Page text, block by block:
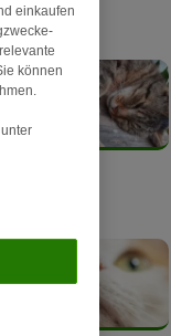
einkaufen
können